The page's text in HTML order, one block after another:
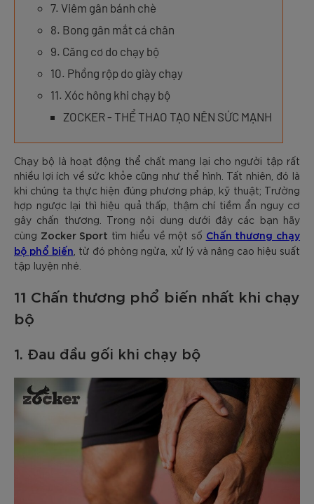
7. Viêm gân bánh chè
8. Bong gân mắt cá chân
9. Căng cơ do chạy bộ
10. Phồng rộp do giày chạy
11. Xóc hông khi chạy bộ
ZOCKER - THỂ THAO TẠO NÊN SỨC MẠNH
Chạy bộ là hoạt động thể chất mang lại cho người tập rất
nhiều lợi ích về sức khỏe cũng như thể hình. Tất nhiên, đó là
khi chúng ta thực hiện đúng phương pháp, kỹ thuật; Trường
hợp ngược lại thì hiệu quả thấp, thậm chí tiềm ẩn nguy cơ
gây chấn thương. Trong nội dung dưới đây các bạn hãy
cùng Zocker Sport tìm hiểu về một số Chấn thương chạy
bộ phổ biến , từ đó phòng ngừa, xử lý và nâng cao hiệu suất
tập luyện nhé.
11 Chấn thương phổ biến nhất khi chạy
bộ
1. Đau đầu gối khi chạy bộ